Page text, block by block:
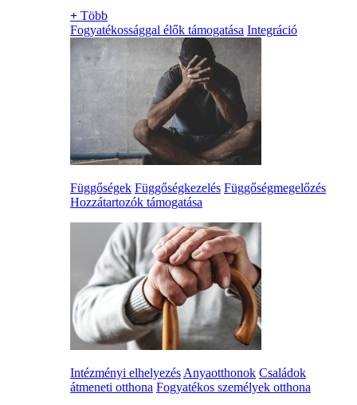
+ Több
Fogyatékossággal élők támogatása Integráció
Függőségek Függőségkezelés Függőségmegelőzés
Hozzátartozók támogatása
Intézményi elhelyezés Anyaotthonok Családok
átmeneti otthona Fogyatékos személyek otthona